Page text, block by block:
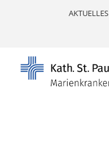
AKTUELLES